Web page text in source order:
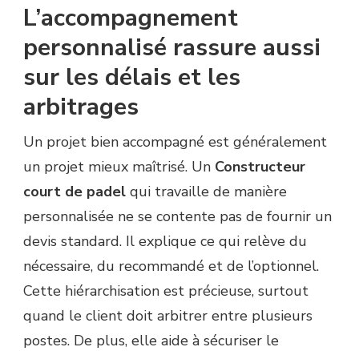
L’accompagnement
personnalisé rassure aussi
sur les délais et les
arbitrages
Un projet bien accompagné est généralement
un projet mieux maîtrisé. Un Constructeur
court de padel qui travaille de manière
personnalisée ne se contente pas de fournir un
devis standard. Il explique ce qui relève du
nécessaire, du recommandé et de l’optionnel.
Cette hiérarchisation est précieuse, surtout
quand le client doit arbitrer entre plusieurs
postes. De plus, elle aide à sécuriser le